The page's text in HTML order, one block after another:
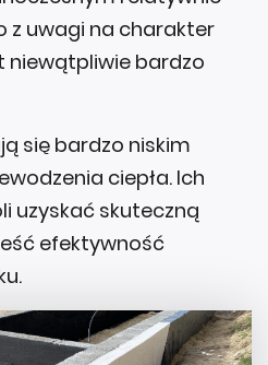
z uwagi na charakter
niewątpliwie bardzo
się bardzo niskim
ciepła. Ich
uzyskać skuteczną
efektywność